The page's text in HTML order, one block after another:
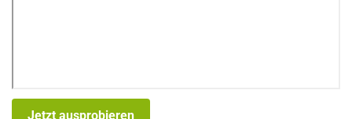
Jetzt ausprobieren